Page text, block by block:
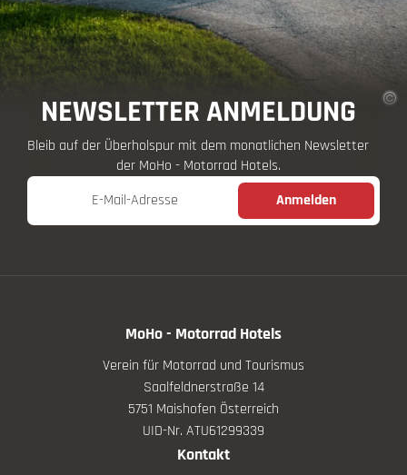
NEWSLETTER ANMELDUNG
Bleib auf der Überholspur mit dem monatlichen Newsletter
der MoHo - Motorrad Hotels.
E-Mail-Adresse
Anmelden
MoHo - Motorrad Hotels
Verein für Motorrad und Tourismus
Saalfeldnerstraße 14
5751 Maishofen Österreich
UID-Nr. ATU61299339
Kontakt